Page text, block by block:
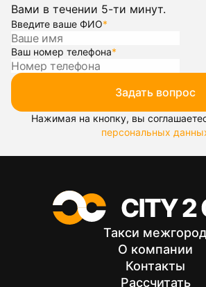
Вами в течении 5-ти минут.
Введите ваше ФИО*
Ваш номер телефона*
Задать вопрос
Нажимая на кнопку, вы
персональных
Такси межгород
О компании
Контакты
Рассчитать